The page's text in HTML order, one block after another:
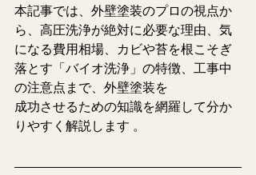
本記事では、外壁塗装のプロの視点か
ら、高圧洗浄が絶対に必要な理由、気
になる費用相場、カビや苔を根こそぎ
落とす「バイオ洗浄」の特徴、工事中
の注意点まで、外壁塗装を
成功させるための知識を網羅して分か
りやすく解説します 。